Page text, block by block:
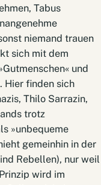
Tabus
niemand trauen
sich mit dem
und
Hier finden sich
Thilo Sarrazin,
trotz
»unbequeme
gemeinhin in der
Rebellen), nur weil
wird im